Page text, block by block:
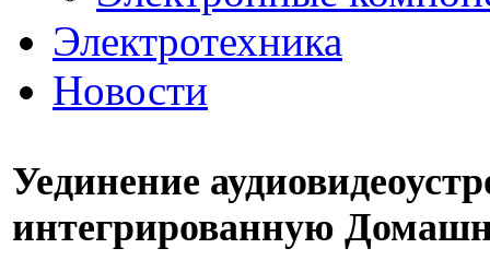
Электротехника
Новости
Уединение
интегрированную